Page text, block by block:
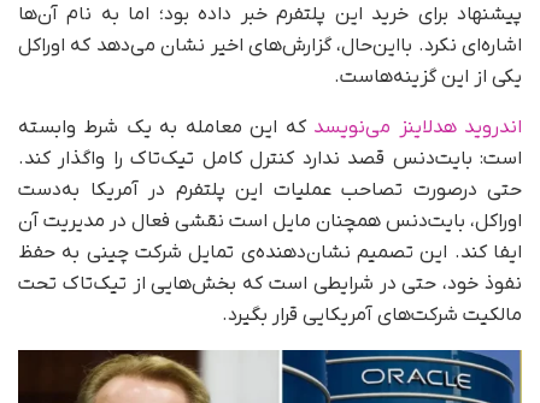
پیشنهاد برای خرید این پلتفرم خبر داده بود؛ اما به نام آن‌ها
اشاره‌ای نکرد. با‌این‌حال، گزارش‌های اخیر نشان می‌دهد که اوراکل
یکی از این گزینه‌هاست.
اندروید هدلاینز می‌نویسد که این معامله به یک شرط وابسته
است: بایت‌دنس قصد ندارد کنترل کامل تیک‌تاک را واگذار کند.
حتی در‌صورت تصاحب عملیات این پلتفرم در آمریکا به‌دست
اوراکل، بایت‌دنس همچنان مایل است نقشی فعال در مدیریت آن
ایفا کند. این تصمیم نشان‌دهنده‌ی تمایل شرکت چینی به حفظ
نفوذ خود، حتی در شرایطی است که بخش‌هایی از تیک‌تاک تحت
مالکیت شرکت‌های آمریکایی قرار بگیرد.